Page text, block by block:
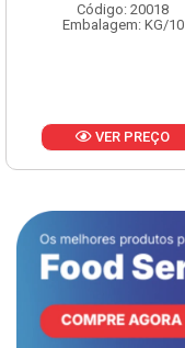
Código: 20019
Embalagem: KG/10
VER PREÇO